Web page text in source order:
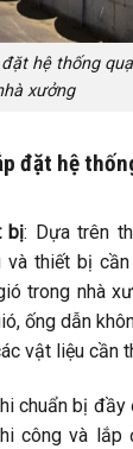
hệ thống
xưởng
đặt hệ
bị: Dựa trên
thiết bị
trong nhà
ống dẫn
vật liệu cần
chuẩn bị
công và lắp